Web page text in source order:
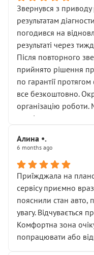
Звернувся з
результатам
погодився на
результаті через
Після повторного
прийнято рішення
по гарантії
все безкоштовно.
організацію
сервіс.
Алина •.
6 months ago
Приїжджала на
сервісу приємно
пояснили стан авто,
увагу. Відчувається
Комфортна зона
попрацювати або